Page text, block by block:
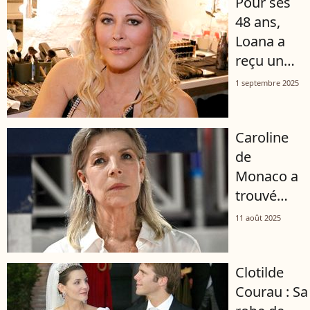
48 ans,
Loana a
reçu un
cadeau
: "Je n'y
crois
toujours
pas"
1 septembre 2025
Caroline
de
Monaco a
trouvé
refuge
au coeur
de la
11 août 2025
Clotilde
Courau : Sa